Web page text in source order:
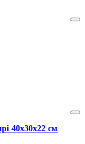
40х30х22 см